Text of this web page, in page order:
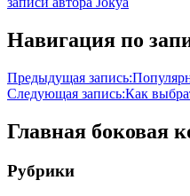
Навигация по
Предыдущая запись:
Следующая запись:Как
Главная боковая
Рубрики